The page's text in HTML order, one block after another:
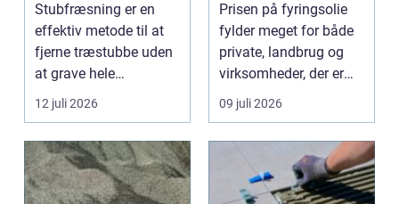
Stubfræsning er en
effektiv metode til at
fjerne træstubbe uden
at grave hele
rodsystemet op.
12 juli 2026
Prisen på fyringsolie
fylder meget for både
private, landbrug og
virksomheder, der er
afhængige af o...
09 juli 2026